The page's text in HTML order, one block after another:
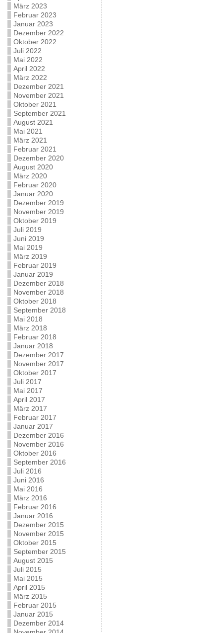
März 2023
Februar 2023
Januar 2023
Dezember 2022
Oktober 2022
Juli 2022
Mai 2022
April 2022
März 2022
Dezember 2021
November 2021
Oktober 2021
September 2021
August 2021
Mai 2021
März 2021
Februar 2021
Dezember 2020
August 2020
März 2020
Februar 2020
Januar 2020
Dezember 2019
November 2019
Oktober 2019
Juli 2019
Juni 2019
Mai 2019
März 2019
Februar 2019
Januar 2019
Dezember 2018
November 2018
Oktober 2018
September 2018
Mai 2018
März 2018
Februar 2018
Januar 2018
Dezember 2017
November 2017
Oktober 2017
Juli 2017
Mai 2017
April 2017
März 2017
Februar 2017
Januar 2017
Dezember 2016
November 2016
Oktober 2016
September 2016
Juli 2016
Juni 2016
Mai 2016
März 2016
Februar 2016
Januar 2016
Dezember 2015
November 2015
Oktober 2015
September 2015
August 2015
Juli 2015
Mai 2015
April 2015
März 2015
Februar 2015
Januar 2015
Dezember 2014